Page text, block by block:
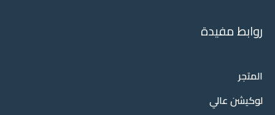
روابط مفيدة
المتجر
لوكيشن عالي